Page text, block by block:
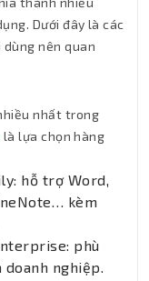
Dưới đây là các
nên quan
nhất trong
là lựa chọn hàng
hỗ trợ Word,
kèm
phù
doanh nghiệp.